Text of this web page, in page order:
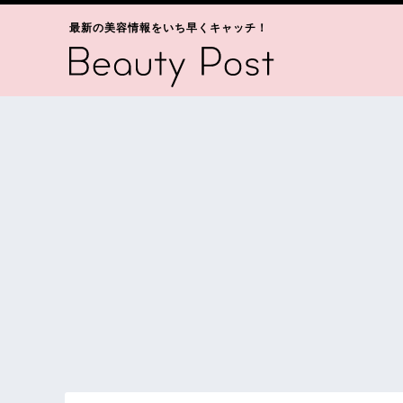
最新の美容情報をいち早くキャッチ！